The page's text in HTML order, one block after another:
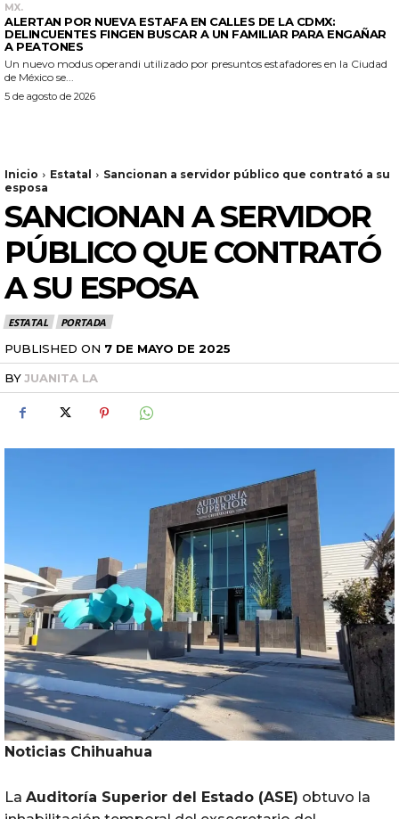
MX.
ALERTAN POR NUEVA ESTAFA EN CALLES DE LA CDMX:
DELINCUENTES FINGEN BUSCAR A UN FAMILIAR PARA ENGAÑAR
A PEATONES
Un nuevo modus operandi utilizado por presuntos estafadores en la Ciudad
de México se...
5 de agosto de 2026